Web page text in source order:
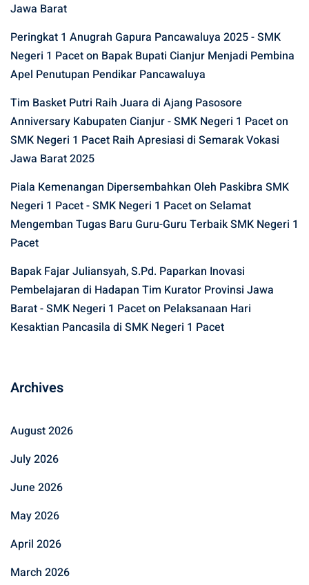
Jawa Barat
Peringkat 1 Anugrah Gapura Pancawaluya 2025 - SMK
Negeri 1 Paceton Bapak Bupati Cianjur Menjadi Pembina
Apel Penutupan Pendikar Pancawaluya
Tim Basket Putri Raih Juara di Ajang Pasosore
Anniversary Kabupaten Cianjur - SMK Negeri 1 Paceton
SMK Negeri 1 Pacet Raih Apresiasi di Semarak Vokasi
Jawa Barat 2025
Piala Kemenangan Dipersembahkan Oleh Paskibra SMK
Negeri 1 Pacet - SMK Negeri 1 Paceton Selamat
Mengemban Tugas Baru Guru-Guru Terbaik SMK Negeri 1
Pacet
Bapak Fajar Juliansyah, S.Pd. Paparkan Inovasi
Pembelajaran di Hadapan Tim Kurator Provinsi Jawa
Barat - SMK Negeri 1 Paceton Pelaksanaan Hari
Kesaktian Pancasila di SMK Negeri 1 Pacet
Archives
August 2026
July 2026
June 2026
May 2026
April 2026
March 2026